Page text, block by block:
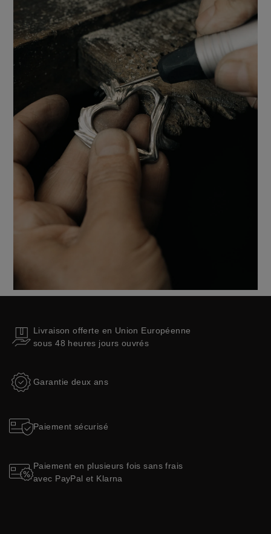
Livraison offerte en Union Européenne
sous 48 heures jours ouvrés
Garantie deux ans
Paiement sécurisé
Paiement en plusieurs fois sans frais
avec PayPal et Klarna